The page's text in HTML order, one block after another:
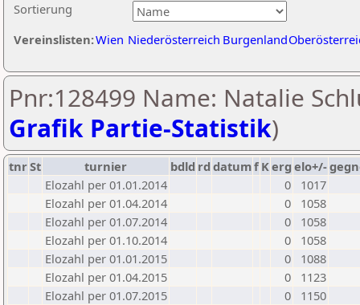
Sortierung
Vereinslisten:Wien Niederösterreich Burgenland
Pnr:128499 Name: Natalie
Grafik Partie-Statistik)
tnrSt turnier bdld rd datumf Kerg elo+/-
Elozahl per 01.01.2014
0
1017
Elozahl per 01.04.2014
0
1058
Elozahl per 01.07.2014
0
1058
Elozahl per 01.10.2014
0
1058
Elozahl per 01.01.2015
0
1088
Elozahl per 01.04.2015
0
1123
Elozahl per 01.07.2015
0
1150